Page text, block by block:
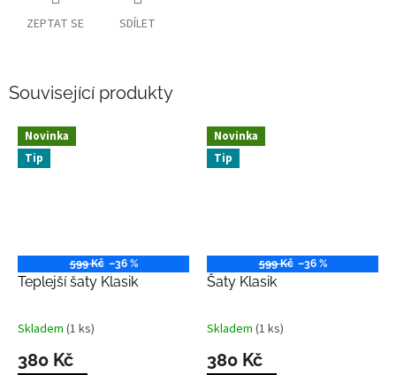
ZEPTAT SE SDÍLET
Související produkty
Novinka
Tip
599 Kč –36 %
Teplejší šaty Klasik
Průměrné
produktu
Skladem (1 ks)
380 Kč
Novinka
Tip
599 Kč –36 %
Šaty Klasik
Průměrné
produktu
Skladem (1 ks)
380 Kč